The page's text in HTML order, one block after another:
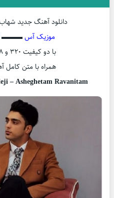
دانلود آهنگ جدید
موزیک آس▬▬▬
با دو کیفیت ۳۲۰ و ۱۲۸ و بهترین کیفیت
همراه با متن
– Asheghetam Ravanitam